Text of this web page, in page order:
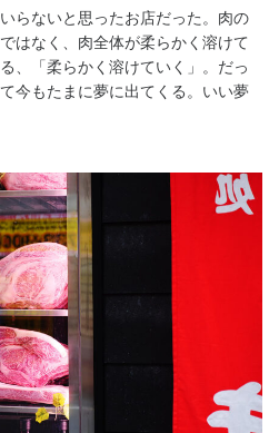
らないと思ったお店だった。肉の
はなく、肉全体が柔らかく溶けて
、「柔らかく溶けていく」。だっ
今もたまに夢に出てくる。いい夢